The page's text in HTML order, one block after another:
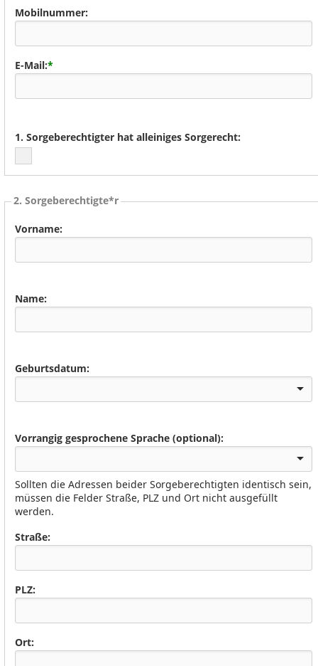
Mobilnummer:
E-Mail:*
1. Sorgeberechtigter hat alleiniges Sorgerecht:
2. Sorgeberechtigte*r
Vorname:
Name:
Geburtsdatum:
Vorrangig gesprochene Sprache (optional):
Sollten die Adressen beider Sorgeberechtigten identisch sein,
müssen die Felder Straße, PLZ und Ort nicht ausgefüllt
werden.
Straße:
PLZ:
Ort: